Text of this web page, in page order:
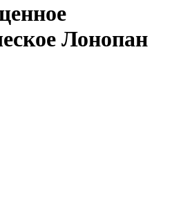
Лонопан